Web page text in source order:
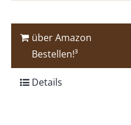
über Amazon
Bestellen!³
Details